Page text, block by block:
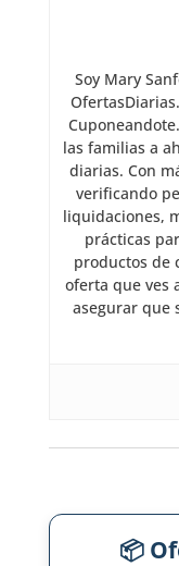
Soy Mary
las familias a
diarias. Con
verificando
liquidaciones,
prácticas
productos de
oferta que ves
asegurar que
📦